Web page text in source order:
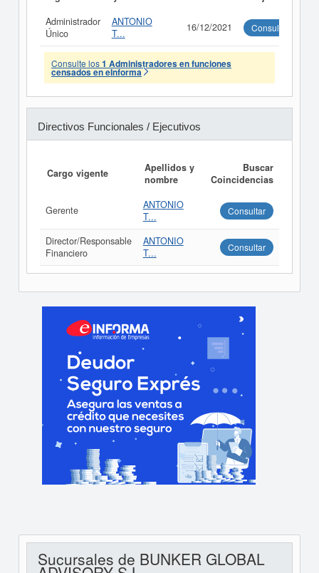
Administrador
Único
ANTONIO
T...
16/12/2021 Consultar
Consulte los1 Administradores en funciones
censados en eInforma
Directivos Funcionales / Ejecutivos
Cargo vigente
Apellidos y
nombre
Buscar
Coincidencias
Gerente
ANTONIO
T...
Consultar
Director/Responsable
Financiero
ANTONIO
T...
Consultar
Sucursales de BUNKER GLOBAL